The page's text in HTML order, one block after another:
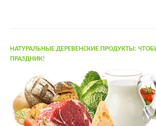
НАТУРАЛЬНЫЕ ДЕРЕВЕНСКИЕ ПРОДУКТЫ:
ПРАЗДНИК!